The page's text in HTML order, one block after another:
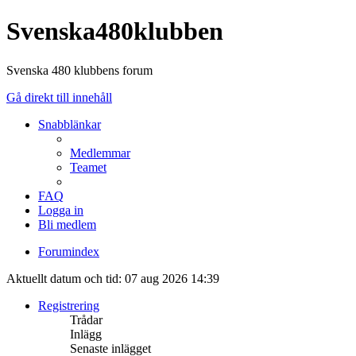
Svenska480klubben
Svenska 480 klubbens forum
Gå direkt till innehåll
Snabblänkar
Medlemmar
Teamet
FAQ
Logga in
Bli medlem
Forumindex
Aktuellt datum och tid: 07 aug 2026 14:39
Registrering
Trådar
Inlägg
Senaste inlägget